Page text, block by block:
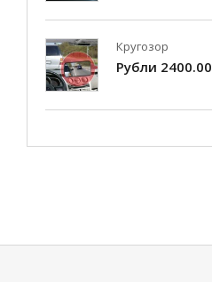
Кругозор
Рубли 2400.00